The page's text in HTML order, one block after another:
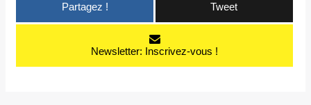
Partagez ! Tweet
Newsletter: Inscrivez-vous !